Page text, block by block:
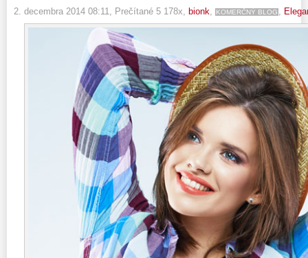
2. decembra 2014 08:11 , Prečítané 5 178x, bionk KOMERČNÝ BLOG